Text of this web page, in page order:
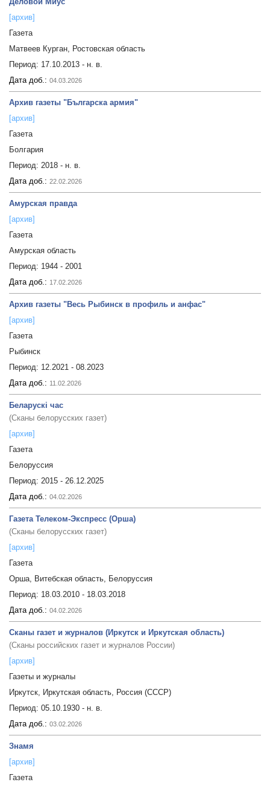
[архив]
Газета
Матвеев Курган, Ростовская область
Период: 17.10.2013 - н. в.
Дата доб.: 04.03.2026
Архив газеты "Българска армия"
[архив]
Газета
Болгария
Период: 2018 - н. в.
Дата доб.: 22.02.2026
Амурская правда
[архив]
Газета
Амурская область
Период: 1944 - 2001
Дата доб.: 17.02.2026
Архив газеты "Весь Рыбинск в профиль и анфас"
[архив]
Газета
Рыбинск
Период: 12.2021 - 08.2023
Дата доб.: 11.02.2026
Беларускі час
(Сканы белорусских газет)
[архив]
Газета
Белоруссия
Период: 2015 - 26.12.2025
Дата доб.: 04.02.2026
Газета Телеком-Экспресс (Орша)
(Сканы белорусских газет)
[архив]
Газета
Орша, Витебская область, Белоруссия
Период: 18.03.2010 - 18.03.2018
Дата доб.: 04.02.2026
Сканы газет и журналов (Иркутск и Иркутская область)
(Сканы российских газет и журналов России)
[архив]
Газеты и журналы
Иркутск, Иркутская область, Россия (СССР)
Период: 05.10.1930 - н. в.
Дата доб.: 03.02.2026
Знамя
[архив]
Газета